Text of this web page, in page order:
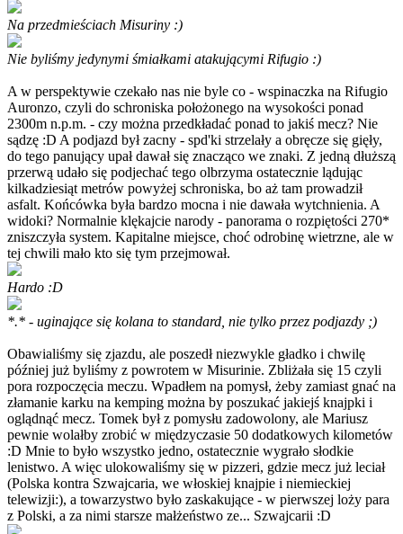
Na przedmieściach Misuriny :)
Nie byliśmy jedynymi śmiałkami atakującymi Rifugio :)
A w perspektywie czekało nas nie byle co - wspinaczka na Rifugio
Auronzo, czyli do schroniska położonego na wysokości ponad
2300m n.p.m. - czy można przedkładać ponad to jakiś mecz? Nie
sądzę :D A podjazd był zacny - spd'ki strzelały a obręcze się gięły,
do tego panujący upał dawał się znacząco we znaki. Z jedną dłuższą
przerwą udało się podjechać tego olbrzyma ostatecznie lądując
kilkadziesiąt metrów powyżej schroniska, bo aż tam prowadził
asfalt. Końcówka była bardzo mocna i nie dawała wytchnienia. A
widoki? Normalnie klękajcie narody - panorama o rozpiętości 270*
zniszczyła system. Kapitalne miejsce, choć odrobinę wietrzne, ale w
tej chwili mało kto się tym przejmował.
Hardo :D
*.* - uginające się kolana to standard, nie tylko przez podjazdy ;)
Obawialiśmy się zjazdu, ale poszedł niezwykle gładko i chwilę
później już byliśmy z powrotem w Misurinie. Zbliżała się 15 czyli
pora rozpoczęcia meczu. Wpadłem na pomysł, żeby zamiast gnać na
złamanie karku na kemping można by poszukać jakiejś knajpki i
oglądnąć mecz. Tomek był z pomysłu zadowolony, ale Mariusz
pewnie wolałby zrobić w międzyczasie 50 dodatkowych kilometów
:D Mnie to było wszystko jedno, ostatecznie wygrało słodkie
lenistwo. A więc ulokowaliśmy się w pizzeri, gdzie mecz już leciał
(Polska kontra Szwajcaria, we włoskiej knajpie i niemieckiej
telewizji:), a towarzystwo było zaskakujące - w pierwszej loży para
z Polski, a za nimi starsze małżeństwo ze... Szwajcarii :D